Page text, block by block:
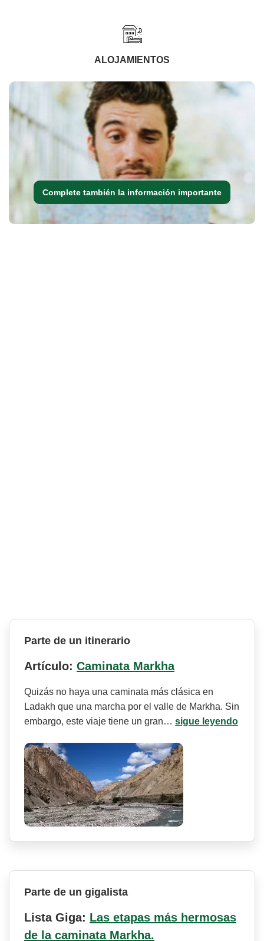
ALOJAMIENTOS
Complete también la información importante
Parte de un itinerario
Artículo: Caminata Markha
Quizás no haya una caminata más clásica en
Ladakh que una marcha por el valle de Markha. Sin
embargo, este viaje tiene un gran… sigue leyendo
Parte de un gigalista
Lista Giga: Las etapas más hermosas
de la caminata Markha.